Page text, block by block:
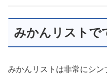
みかんリストで
みかんリストは非常にシ